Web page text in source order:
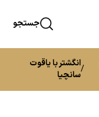
جستجو
/انگشتر با یاقوت
سانچیا